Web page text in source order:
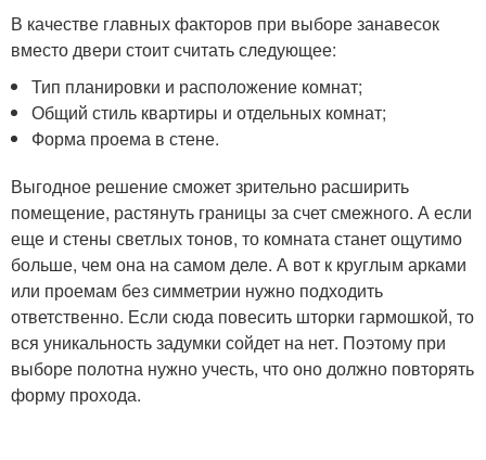
В качестве главных факторов при выборе занавесок
вместо двери стоит считать следующее:
Тип планировки и расположение комнат;
Общий стиль квартиры и отдельных комнат;
Форма проема в стене.
Выгодное решение сможет зрительно расширить
помещение, растянуть границы за счет смежного. А если
еще и стены светлых тонов, то комната станет ощутимо
больше, чем она на самом деле. А вот к круглым арками
или проемам без симметрии нужно подходить
ответственно. Если сюда повесить шторки гармошкой, то
вся уникальность задумки сойдет на нет. Поэтому при
выборе полотна нужно учесть, что оно должно повторять
форму прохода.